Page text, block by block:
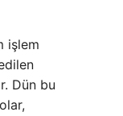
işlem
Dün bu